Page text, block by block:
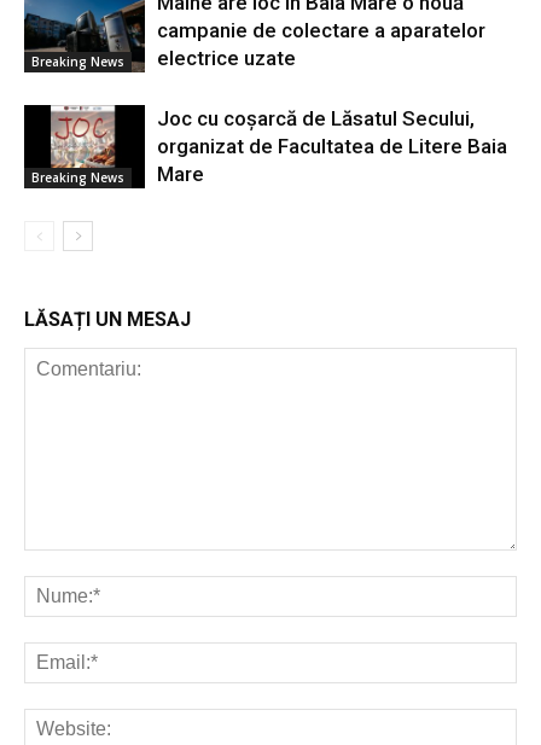
Breaking News
campanie de colectare a aparatelor
electrice uzate
Breaking News
Joc cu coșarcă de Lăsatul Secului,
organizat de Facultatea de Litere Baia
Mare
LĂSAȚI UN MESAJ